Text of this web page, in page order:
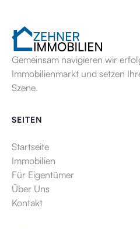
Gemeinsam navigieren wir
Immobilienmarkt und setzen
Szene.
SEITEN
Startseite
Immobilien
Für Eigentümer
Über Uns
Kontakt